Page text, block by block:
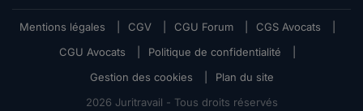
Mentions légales CGV CGU Forum CGS Avocats
CGU Avocats
Politique de confidentialité
Gestion des cookies
Plan du site
2026 Juritravail - Tous droits réservés